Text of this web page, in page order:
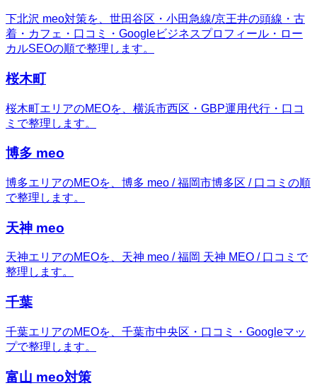
下北沢 meo対策を、世田谷区・小田急線/京王井の頭線・古
着・カフェ・口コミ・Googleビジネスプロフィール・ロー
カルSEOの順で整理します。
桜木町
桜木町エリアのMEOを、横浜市西区・GBP運用代行・口コ
ミで整理します。
博多 meo
博多エリアのMEOを、博多 meo / 福岡市博多区 / 口コミの順
で整理します。
天神 meo
天神エリアのMEOを、天神 meo / 福岡 天神 MEO / 口コミで
整理します。
千葉
千葉エリアのMEOを、千葉市中央区・口コミ・Googleマッ
プで整理します。
富山 meo対策